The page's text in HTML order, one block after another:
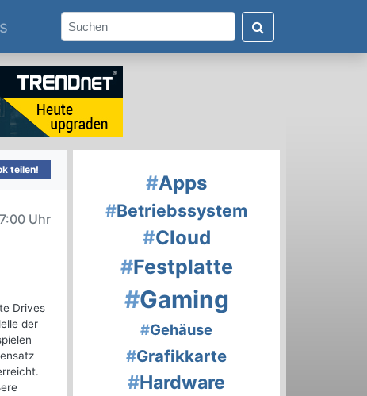
teilen!
Uhr
Drives
der
#Apps
#Betriebssystem
#Cloud
#Festplatte
#Gaming
#Gehäuse
#Grafikkarte
#Hardware